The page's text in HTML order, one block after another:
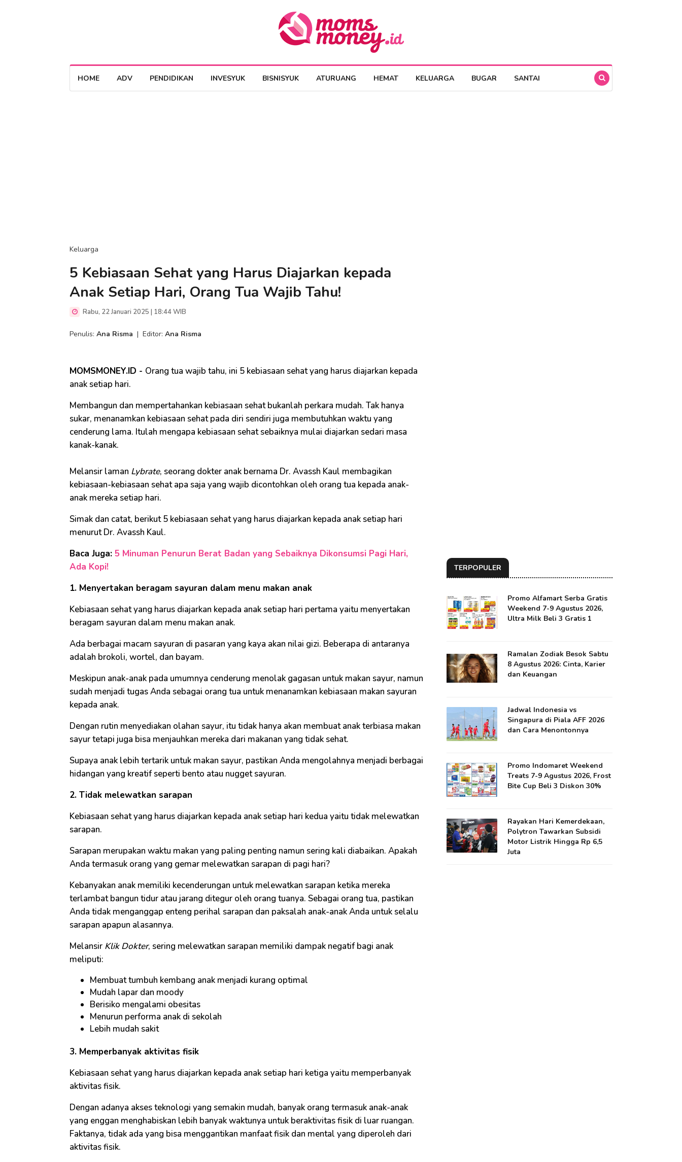
HOME ADV PENDIDIKAN INVESYUK BISNISYUK ATURUANG HEMAT KELUARGA BUGAR SANTAI
Keluarga
5 Kebiasaan Sehat yang Harus Diajarkan kepada
Anak Setiap Hari, Orang Tua Wajib Tahu!
Rabu, 22 Januari 2025 | 18:44 WIB
Penulis: Ana Risma | Editor: Ana Risma
MOMSMONEY.ID - Orang tua wajib tahu, ini 5 kebiasaan sehat yang harus diajarkan kepada
anak setiap hari.
Membangun dan mempertahankan kebiasaan sehat bukanlah perkara mudah. Tak hanya
sukar, menanamkan kebiasaan sehat pada diri sendiri juga membutuhkan waktu yang
cenderung lama. Itulah mengapa kebiasaan sehat sebaiknya mulai diajarkan sedari masa
kanak-kanak.
Melansir laman Lybrate, seorang dokter anak bernama Dr. Avassh Kaul membagikan
kebiasaan-kebiasaan sehat apa saja yang wajib dicontohkan oleh orang tua kepada anak-
anak mereka setiap hari.
Simak dan catat, berikut 5 kebiasaan sehat yang harus diajarkan kepada anak setiap hari
menurut Dr. Avassh Kaul.
Baca Juga: 5 Minuman Penurun Berat Badan yang Sebaiknya Dikonsumsi Pagi Hari,
Ada Kopi!
1. Menyertakan beragam sayuran dalam menu makan anak
Kebiasaan sehat yang harus diajarkan kepada anak setiap hari pertama yaitu menyertakan
beragam sayuran dalam menu makan anak.
Ada berbagai macam sayuran di pasaran yang kaya akan nilai gizi. Beberapa di antaranya
adalah brokoli, wortel, dan bayam.
Meskipun anak-anak pada umumnya cenderung menolak gagasan untuk makan sayur, namun
sudah menjadi tugas Anda sebagai orang tua untuk menanamkan kebiasaan makan sayuran
kepada anak.
Dengan rutin menyediakan olahan sayur, itu tidak hanya akan membuat anak terbiasa makan
sayur tetapi juga bisa menjauhkan mereka dari makanan yang tidak sehat.
Supaya anak lebih tertarik untuk makan sayur, pastikan Anda mengolahnya menjadi berbagai
hidangan yang kreatif seperti bento atau nugget sayuran.
2. Tidak melewatkan sarapan
Kebiasaan sehat yang harus diajarkan kepada anak setiap hari kedua yaitu tidak melewatkan
sarapan.
Sarapan merupakan waktu makan yang paling penting namun sering kali diabaikan. Apakah
Anda termasuk orang yang gemar melewatkan sarapan di pagi hari?
Kebanyakan anak memiliki kecenderungan untuk melewatkan sarapan ketika mereka
terlambat bangun tidur atau jarang ditegur oleh orang tuanya. Sebagai orang tua, pastikan
Anda tidak menganggap enteng perihal sarapan dan paksalah anak-anak Anda untuk selalu
sarapan apapun alasannya.
Melansir Klik Dokter, sering melewatkan sarapan memiliki dampak negatif bagi anak
meliputi:
Membuat tumbuh kembang anak menjadi kurang optimal
Mudah lapar dan moody
Berisiko mengalami obesitas
Menurun performa anak di sekolah
Lebih mudah sakit
3. Memperbanyak aktivitas fisik
Kebiasaan sehat yang harus diajarkan kepada anak setiap hari ketiga yaitu memperbanyak
aktivitas fisik.
Dengan adanya akses teknologi yang semakin mudah, banyak orang termasuk anak-anak
yang enggan menghabiskan lebih banyak waktunya untuk beraktivitas fisik di luar ruangan.
Faktanya, tidak ada yang bisa menggantikan manfaat fisik dan mental yang diperoleh dari
aktivitas fisik.
TERPOPULER
Promo Alfamart Serba Gratis
Weekend 7-9 Agustus 2026,
Ultra Milk Beli 3 Gratis 1
Ramalan Zodiak Besok Sabtu
8 Agustus 2026: Cinta, Karier
dan Keuangan
Jadwal Indonesia vs
Singapura di Piala AFF 2026
dan Cara Menontonnya
Promo Indomaret Weekend
Treats 7-9 Agustus 2026, Frost
Bite Cup Beli 3 Diskon 30%
Rayakan Hari Kemerdekaan,
Polytron Tawarkan Subsidi
Motor Listrik Hingga Rp 6,5
Juta